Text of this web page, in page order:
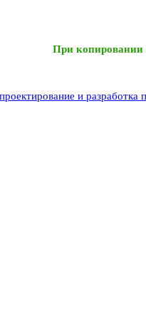
При копировании